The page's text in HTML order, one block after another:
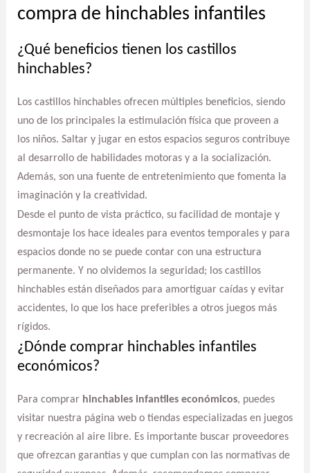
compra de hinchables infantiles
¿Qué beneficios tienen los castillos
hinchables?
Los castillos hinchables ofrecen múltiples beneficios, siendo
uno de los principales la estimulación física que proveen a
los niños. Saltar y jugar en estos espacios seguros contribuye
al desarrollo de habilidades motoras y a la socialización.
Además, son una fuente de entretenimiento que fomenta la
imaginación y la creatividad.
Desde el punto de vista práctico, su facilidad de montaje y
desmontaje los hace ideales para eventos temporales y para
espacios donde no se puede contar con una estructura
permanente. Y no olvidemos la seguridad; los castillos
hinchables están diseñados para amortiguar caídas y evitar
accidentes, lo que los hace preferibles a otros juegos más
rígidos.
¿Dónde comprar hinchables infantiles
económicos?
Para comprar hinchables infantiles económicos, puedes
visitar nuestra página web o tiendas especializadas en juegos
y recreación al aire libre. Es importante buscar proveedores
que ofrezcan garantías y que cumplan con las normativas de